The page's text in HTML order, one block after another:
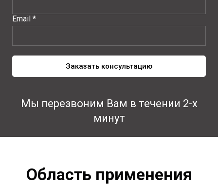
Email *
Заказать консультацию
Мы перезвоним Вам в течении 2-х
минут
Область применения